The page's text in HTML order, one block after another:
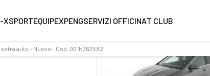
XSPORTEQUIPEXPENGSERVIZI OFFICINAT CLUB
auto - Nuovo - Cod. 001N363582